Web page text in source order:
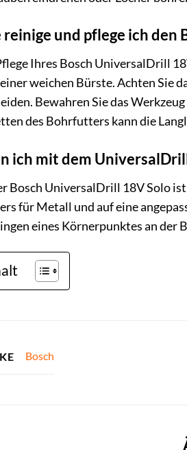
und pflege ich den
Ihres Bosch UniversalDrill
weichen Bürste. Achten Sie
Bewahren Sie das
des Bohrfutters kann die
ich mit dem
Bosch UniversalDrill 18V Solo
für Metall und auf eine
eines Körnerpunktes an der
Bosch